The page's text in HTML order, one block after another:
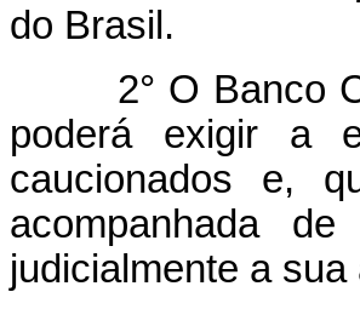
do Brasil.
2° O Banco
poderá exigir a
caucionados e,
acompanhada
judicialmente a